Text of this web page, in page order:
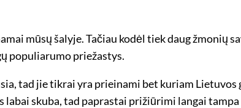
mūsų šalyje. Tačiau kodėl tiek daug žmonių
populiarumo priežastys.
tad jie tikrai yra prieinami bet kuriam Lietuvos
skuba, tad paprastai prižiūrimi langai